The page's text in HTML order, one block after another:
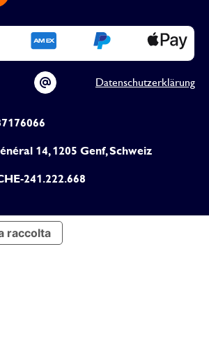
14, 1205 Genf, Schweiz
241.222.668
Datenschutzerklärung
raccolta